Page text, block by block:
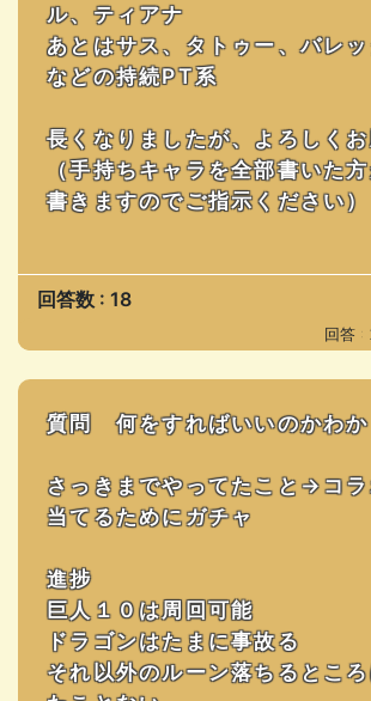
ル、ティアナ
あとはサス、タトゥー、バレ
などの持続PT系
長くなりましたが、よろしく
（手持ちキャラを全部書いた
書きますのでご指示ください）
回答数 : 18
回答 :
質問 何をすればいいのかわ
さっきまでやってたこと→コ
当てるためにガチャ
進捗
巨人１０は周回可能
ドラゴンはたまに事故る
それ以外のルーン落ちるとこ